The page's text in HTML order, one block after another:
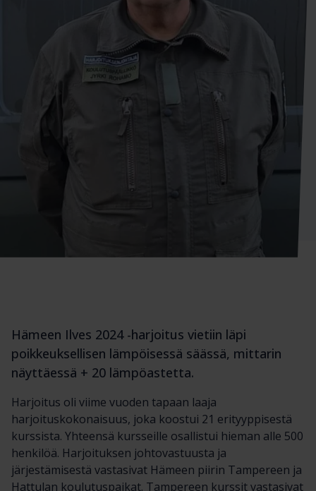
Hämeen Ilves 2024 -harjoitus vietiin läpi
poikkeuksellisen lämpöisessä säässä, mittarin
näyttäessä + 20 lämpöastetta.
Harjoitus oli viime vuoden tapaan laaja
harjoituskokonaisuus, joka koostui 21 erityyppisestä
kurssista. Yhteensä kursseille osallistui hieman alle 500
henkilöä. Harjoituksen johtovastuusta ja
järjestämisestä vastasivat Hämeen piirin Tampereen ja
Hattulan koulutuspaikat. Tampereen kurssit vastasivat